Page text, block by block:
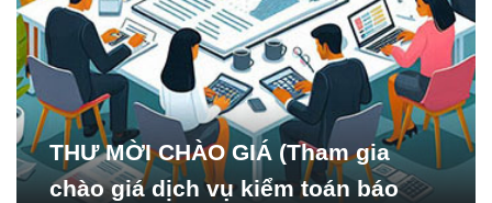
THƯ MỜI CHÀO GIÁ (Tham gia
chào giá dịch vụ kiểm toán báo